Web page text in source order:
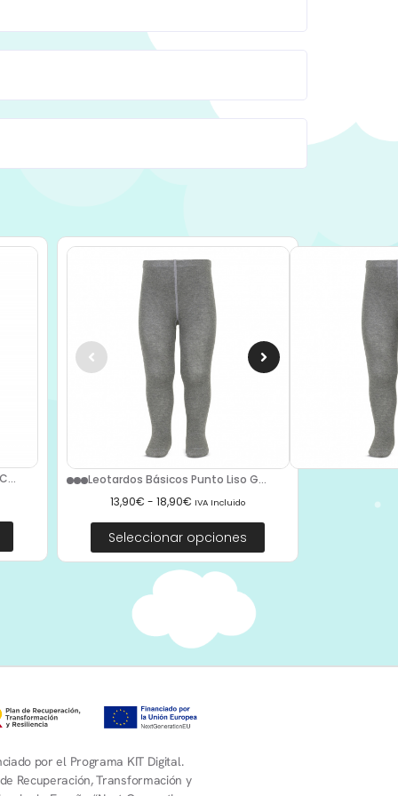
Leotardos Básicos Punto Liso G...
13,90€ - 18,90€ IVA Incluido
Seleccionar opciones
por el Programa KIT Digital.
Recuperación, Transformación y